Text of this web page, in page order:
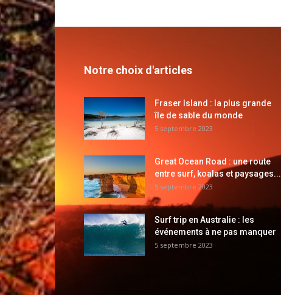
Notre choix d'articles
Fraser Island : la plus grande
île de sable du monde
5 septembre 2023
Great Ocean Road : une route
entre surf, koalas et paysages...
5 septembre 2023
Surf trip en Australie : les
événements à ne pas manquer
5 septembre 2023